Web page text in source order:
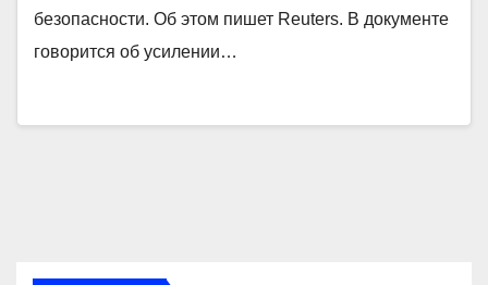
безопасности. Об этом пишет Reuters. В документе
говорится об усилении…